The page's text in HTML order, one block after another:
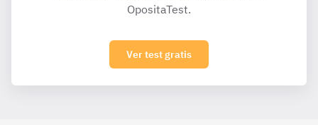
OpositaTest.
Ver test gratis